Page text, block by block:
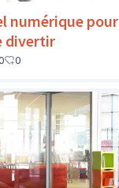
numérique pour
divertir
0